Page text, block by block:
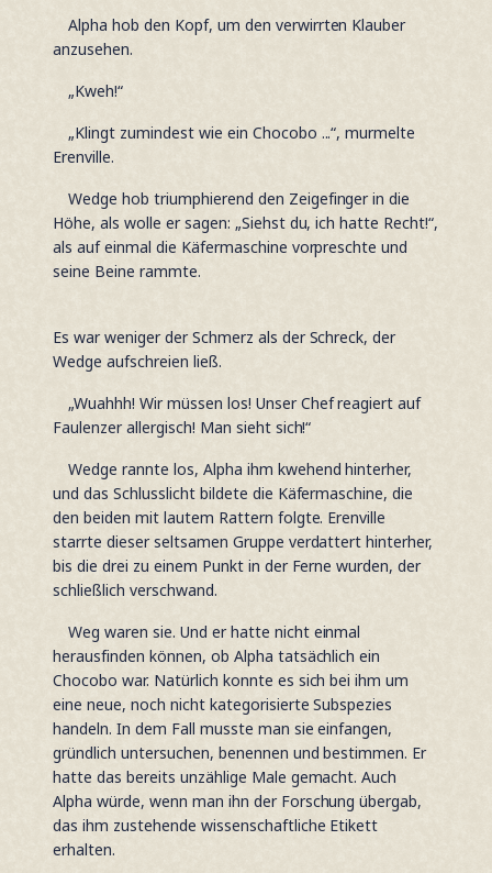
Alpha hob den Kopf, um den verwirrten Klauber
anzusehen.
„Kweh!“
„Klingt zumindest wie ein Chocobo ...“, murmelte
Erenville.
Wedge hob triumphierend den Zeigefinger in die
Höhe, als wolle er sagen: „Siehst du, ich hatte Recht!“,
als auf einmal die Käfermaschine vorpreschte und
seine Beine rammte.
Es war weniger der Schmerz als der Schreck, der
Wedge aufschreien ließ.
„Wuahhh! Wir müssen los! Unser Chef reagiert auf
Faulenzer allergisch! Man sieht sich!“
Wedge rannte los, Alpha ihm kwehend hinterher,
und das Schlusslicht bildete die Käfermaschine, die
den beiden mit lautem Rattern folgte. Erenville
starrte dieser seltsamen Gruppe verdattert hinterher,
bis die drei zu einem Punkt in der Ferne wurden, der
schließlich verschwand.
Weg waren sie. Und er hatte nicht einmal
herausfinden können, ob Alpha tatsächlich ein
Chocobo war. Natürlich konnte es sich bei ihm um
eine neue, noch nicht kategorisierte Subspezies
handeln. In dem Fall musste man sie einfangen,
gründlich untersuchen, benennen und bestimmen. Er
hatte das bereits unzählige Male gemacht. Auch
Alpha würde, wenn man ihn der Forschung übergab,
das ihm zustehende wissenschaftliche Etikett
erhalten.